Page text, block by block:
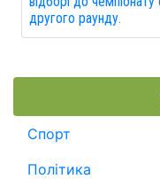
другого раунду.
Спорт
Політика